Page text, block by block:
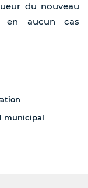
du nouveau
en aucun cas
municipal